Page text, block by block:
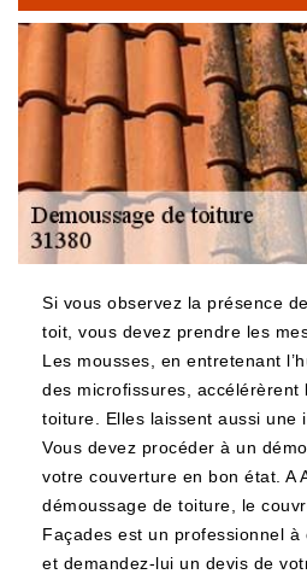
Si vous observez la présence
toit, vous devez prendre les
Les mousses, en entretenant
des microfissures, accélérèrent
toiture. Elles laissent aussi une
Vous devez procéder à un
votre couverture en bon état. A
démoussage de toiture, le
Façades est un professionnel à
et demandez-lui un devis de